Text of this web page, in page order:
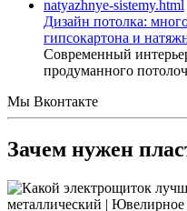
Дизайн потолка:
гипсокартона и
Современный
продуманного
Мы Вконтакте
Зачем нужен